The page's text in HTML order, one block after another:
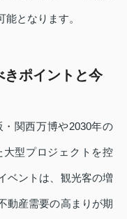
となります。
きポイントと今
関西万博や2030年の
型プロジェクトを控
ベントは、観光客の増
動産需要の高まりが期